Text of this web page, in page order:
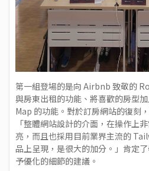
第一組登場的是向 Airbnb 致敬的
與房東出租的功能、將喜歡的房型
Map 的功能。對於訂房網站的復刻
「整體網站設計的介面，在操作上
亮，而且也採用目前業界主流的
品上呈現，是很大的加分。」肯定
予優化的細節的建議。